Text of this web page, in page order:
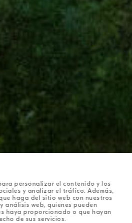
personalizar el contenido y los
y analizar el tráfico. Además,
haga del sitio web con nuestros
análisis web, quienes pueden
haya proporcionado o que hayan
de sus servicios.